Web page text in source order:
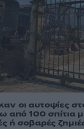
οι αυτοψίες
από 100 σπίτια
ή σοβαρές